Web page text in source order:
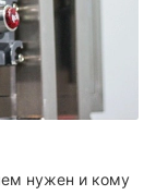
нужен и кому